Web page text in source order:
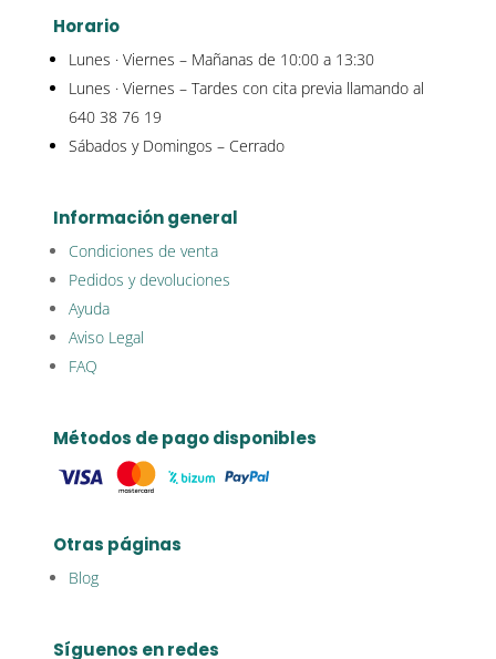
Horario
Lunes · Viernes – Mañanas de 10:00 a 13:30
Lunes · Viernes – Tardes con cita previa llamando al
640 38 76 19
Sábados y Domingos – Cerrado
Información general
Condiciones de venta
Pedidos y devoluciones
Ayuda
Aviso Legal
FAQ
Métodos de pago disponibles
Otras páginas
Blog
Síguenos en redes